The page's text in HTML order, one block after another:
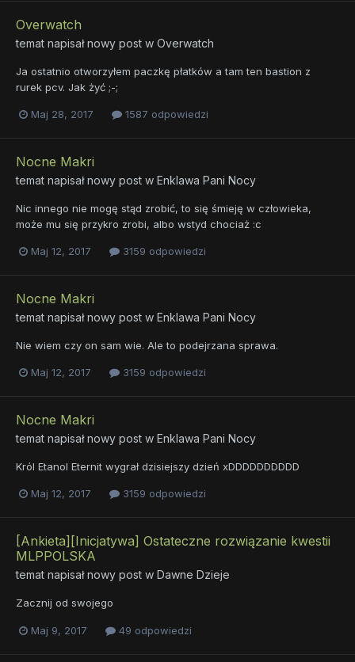
Overwatch
temat napisał nowy post w Overwatch
Ja ostatnio otworzyłem paczkę płatków a tam ten bastion z
rurek pcv. Jak żyć ;-;
Maj 28, 2017 1587 odpowiedzi
Nocne Makri
temat napisał nowy post w Enklawa Pani Nocy
Nic innego nie mogę stąd zrobić, to się śmieję w człowieka,
może mu się przykro zrobi, albo wstyd chociaż :c
Maj 12, 2017 3159 odpowiedzi
Nocne Makri
temat napisał nowy post w Enklawa Pani Nocy
Nie wiem czy on sam wie. Ale to podejrzana sprawa.
Maj 12, 2017 3159 odpowiedzi
Nocne Makri
temat napisał nowy post w Enklawa Pani Nocy
Król Etanol Eternit wygrał dzisiejszy dzień xDDDDDDDDDD
Maj 12, 2017 3159 odpowiedzi
[Ankieta][Inicjatywa] Ostateczne rozwiązanie kwestii
MLPPOLSKA
temat napisał nowy post w Dawne Dzieje
Zacznij od swojego
Maj 9, 2017 49 odpowiedzi